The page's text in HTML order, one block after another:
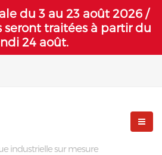
du 3 au 23 août 2026 /
seront traitées à partir du
24 août.
industrielle sur mesure